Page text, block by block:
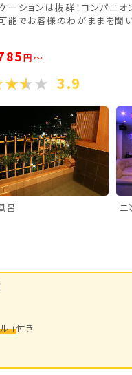
ションは抜群！コンパニ
でお客様のわがままを聞
円～
3.9
呂 二
」付き